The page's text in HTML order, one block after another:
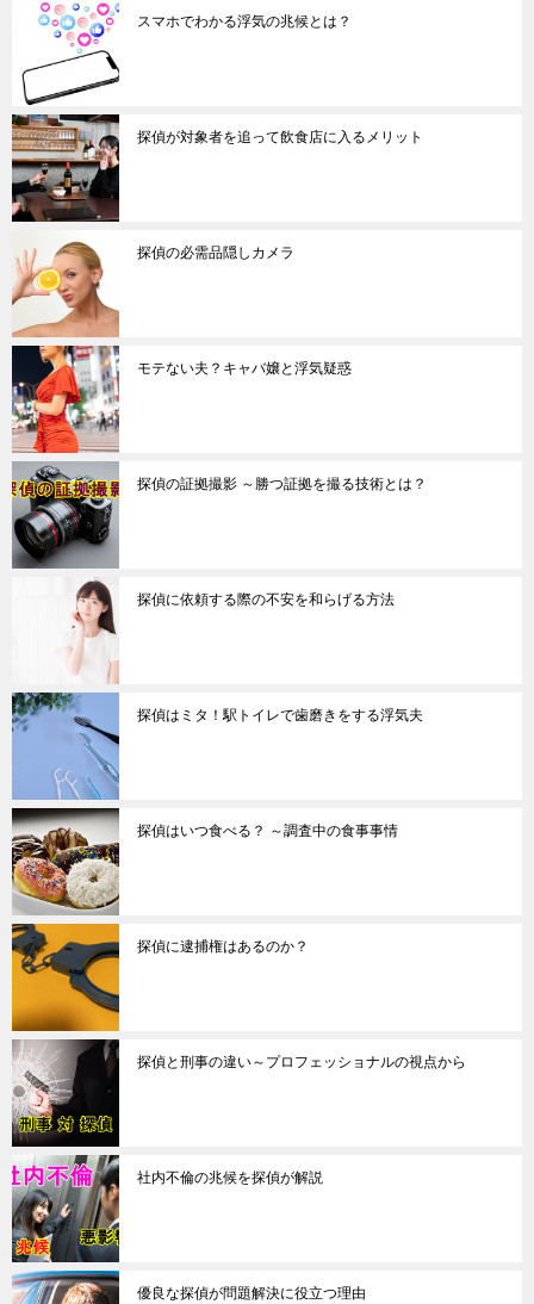
スマホでわかる浮気の兆候とは？
探偵が対象者を追って飲食店に入るメリット
探偵の必需品隠しカメラ
モテない夫？キャバ嬢と浮気疑惑
探偵の証拠撮影 ～勝つ証拠を撮る技術とは？
探偵に依頼する際の不安を和らげる方法
探偵はミタ！駅トイレで歯磨きをする浮気夫
探偵はいつ食べる？ ～調査中の食事事情
探偵に逮捕権はあるのか？
探偵と刑事の違い～プロフェッショナルの視点から
社内不倫の兆候を探偵が解説
優良な探偵が問題解決に役立つ理由